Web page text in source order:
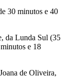
30 minutos e 40
da Lunda Sul (35
e 18
de Oliveira,